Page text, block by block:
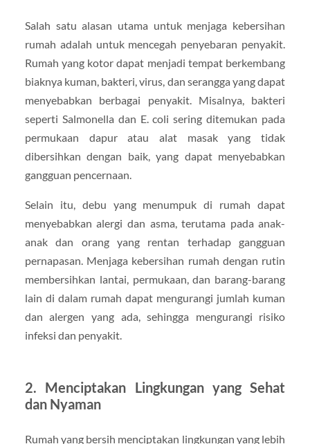
Salah satu alasan utama untuk menjaga kebersihan
rumah adalah untuk mencegah penyebaran penyakit.
Rumah yang kotor dapat menjadi tempat berkembang
biaknya kuman, bakteri, virus, dan serangga yang dapat
menyebabkan berbagai penyakit. Misalnya, bakteri
seperti Salmonella dan E. coli sering ditemukan pada
permukaan dapur atau alat masak yang tidak
dibersihkan dengan baik, yang dapat menyebabkan
gangguan pencernaan.
Selain itu, debu yang menumpuk di rumah dapat
menyebabkan alergi dan asma, terutama pada anak-
anak dan orang yang rentan terhadap gangguan
pernapasan. Menjaga kebersihan rumah dengan rutin
membersihkan lantai, permukaan, dan barang-barang
lain di dalam rumah dapat mengurangi jumlah kuman
dan alergen yang ada, sehingga mengurangi risiko
infeksi dan penyakit.
2. Menciptakan Lingkungan yang Sehat
dan Nyaman
Rumah yang bersih menciptakan lingkungan yang lebih